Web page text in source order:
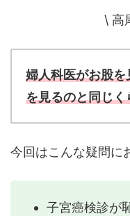
\ 高
婦人科医がお股
を見るのと同じく
今回はこんな疑問に
子宮癌検診が